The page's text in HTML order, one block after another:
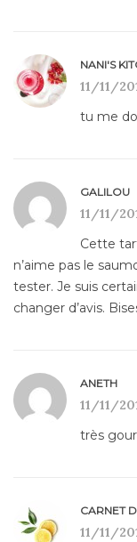
NANI'S
11/11/
tu me
GALILOU
11/11/
Cette
n’aime pas le
tester. Je suis
changer d’avis.
ANETH
11/11/
très
CARNET
11/11/